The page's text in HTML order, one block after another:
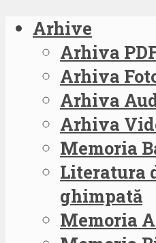
Arhive
Arhiva
Arhiva
Arhiva
Arhiva
Memoria
Literatura
ghimpată
Memoria